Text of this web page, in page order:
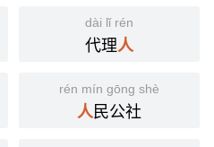
dài lǐ rén
代理人
rén mín gōng shè
人民公社